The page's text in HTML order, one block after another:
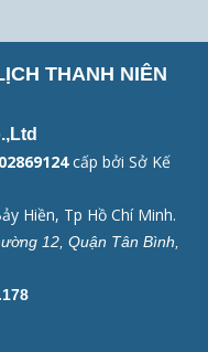
THANH NIÊN
cấp bởi Sở Kế
Hiền, Tp Hồ Chí Minh.
12, Quận Tân Bình,